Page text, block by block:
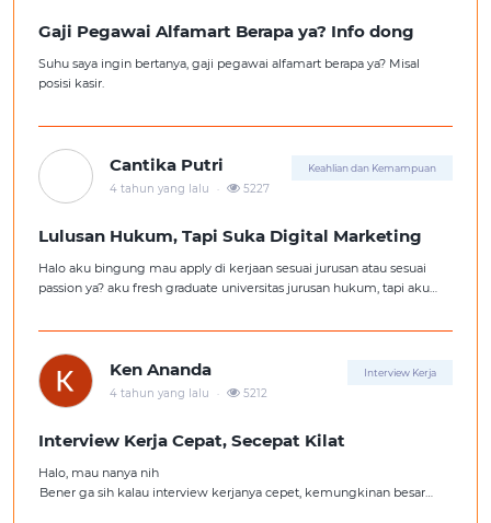
Gaji Pegawai Alfamart Berapa ya? Info dong
Suhu saya ingin bertanya, gaji pegawai alfamart berapa ya? Misal
posisi kasir.
Cantika Putri Keahlian dan Kemampuan
4 tahun yang lalu . 5227
Lulusan Hukum, Tapi Suka Digital Marketing
Halo aku bingung mau apply di kerjaan sesuai jurusan atau sesuai
passion ya? aku fresh graduate universitas jurusan hukum, tapi aku
aku ambil kerjaan sesuai jurusan.
Ken Ananda Interview Kerja
4 tahun yang lalu . 5212
Interview Kerja Cepat, Secepat Kilat
Halo, mau nanya nih
Bener ga sih kalau interview kerjanya cepet, kemungkinan besar